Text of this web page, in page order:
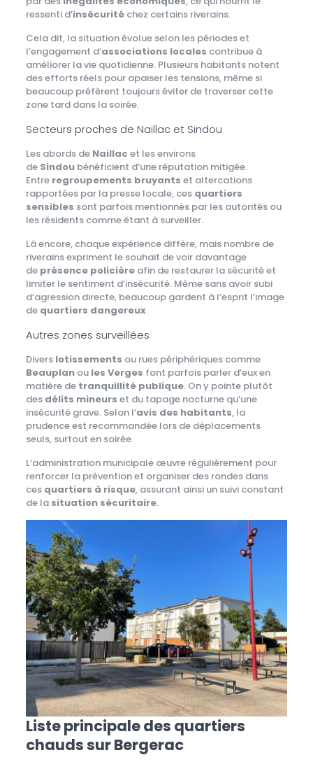
ressenti d’insécuritéchez certains riverains.
Cela dit, la situation évolue selon les périodes et
l’engagement d’associations locales contribue à
améliorer la vie quotidienne. Plusieurs habitants notent
des efforts réels pour apaiser les tensions, même si
beaucoup préfèrent toujours éviter de traverser cette
zone tard dans la soirée.
Secteurs proches de Naillac et Sindou
Les abords de Naillac et les environs
de Sindoubénéficient d’une réputation mitigée.
Entre regroupements bruyants et altercations
rapportées par la presse locale, ces quartiers
sensibles sont parfois mentionnés par les autorités ou
les résidents comme étant à surveiller.
Là encore, chaque expérience diffère, mais nombre de
riverains expriment le souhait de voir davantage
de présence policièreafin de restaurer la sécurité et
limiter le sentiment d’insécurité. Même sans avoir subi
d’agression directe, beaucoup gardent à l’esprit l’image
de quartiers dangereux.
Autres zones surveillées
Divers lotissements ou rues périphériques comme
Beauplanou les Verges font parfois parler d’eux en
matière de tranquillité publique. On y pointe plutôt
des délits mineurs et du tapage nocturne qu’une
insécurité grave. Selon l’avis des habitants, la
prudence est recommandée lors de déplacements
seuls, surtout en soirée.
L’administration municipale œuvre régulièrement pour
renforcer la prévention et organiser des rondes dans
ces quartiers à risque, assurant ainsi un suivi constant
de la situation sécuritaire.
Liste principale des quartiers
chauds sur Bergerac